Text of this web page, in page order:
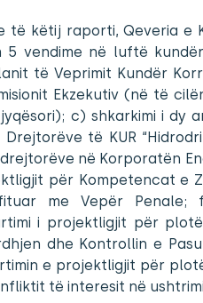
të këtij raporti, Qeveria e
5 vendime në luftë
të Veprimit Kundër
Ekzekutiv (në të
c) shkarkimi i dy
të KUR
në Korporatën
për Kompetencat e
me Vepër
i projektligjit për
dhe Kontrollin e
e projektligjit për
të interesit në